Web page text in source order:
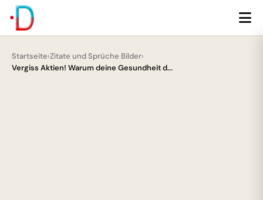
Startseite›Zitate und Sprüche Bilder›
Vergiss Aktien! Warum deine Gesundheit d...